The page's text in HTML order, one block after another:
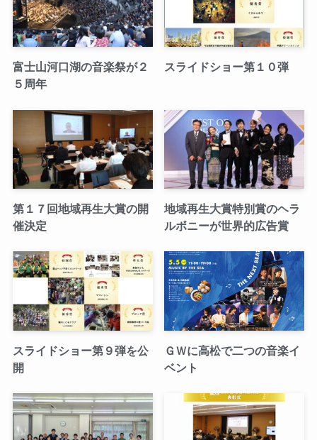
富士山河口湖の音楽祭が２
５周年
スライドショー第１０弾
第１７回地域再生大賞の開
催決定
地域再生大賞特別賞のヘラ
ルボニーが世界的広告賞
スライドショー第９弾を公
開
ＧＷに高松で二つの音楽イ
ベント